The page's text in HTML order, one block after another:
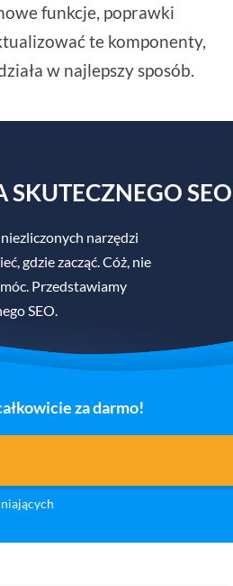
funkcje, poprawki
te komponenty,
w najlepszy sposób.
SEO
narzędzi
gdzie zacząć. Cóż, nie
Przedstawiamy
SEO.
za darmo!